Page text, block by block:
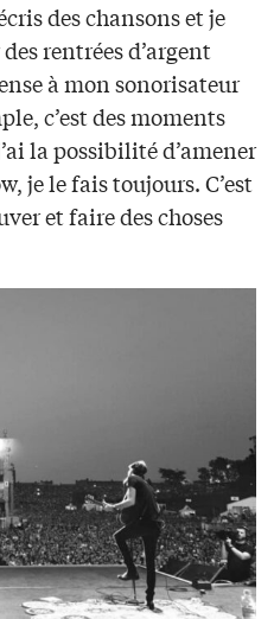
des chansons et je
rentrées d’argent
à mon sonorisateur
c’est des moments
la possibilité d’amener
je le fais toujours. C’est
et faire des choses